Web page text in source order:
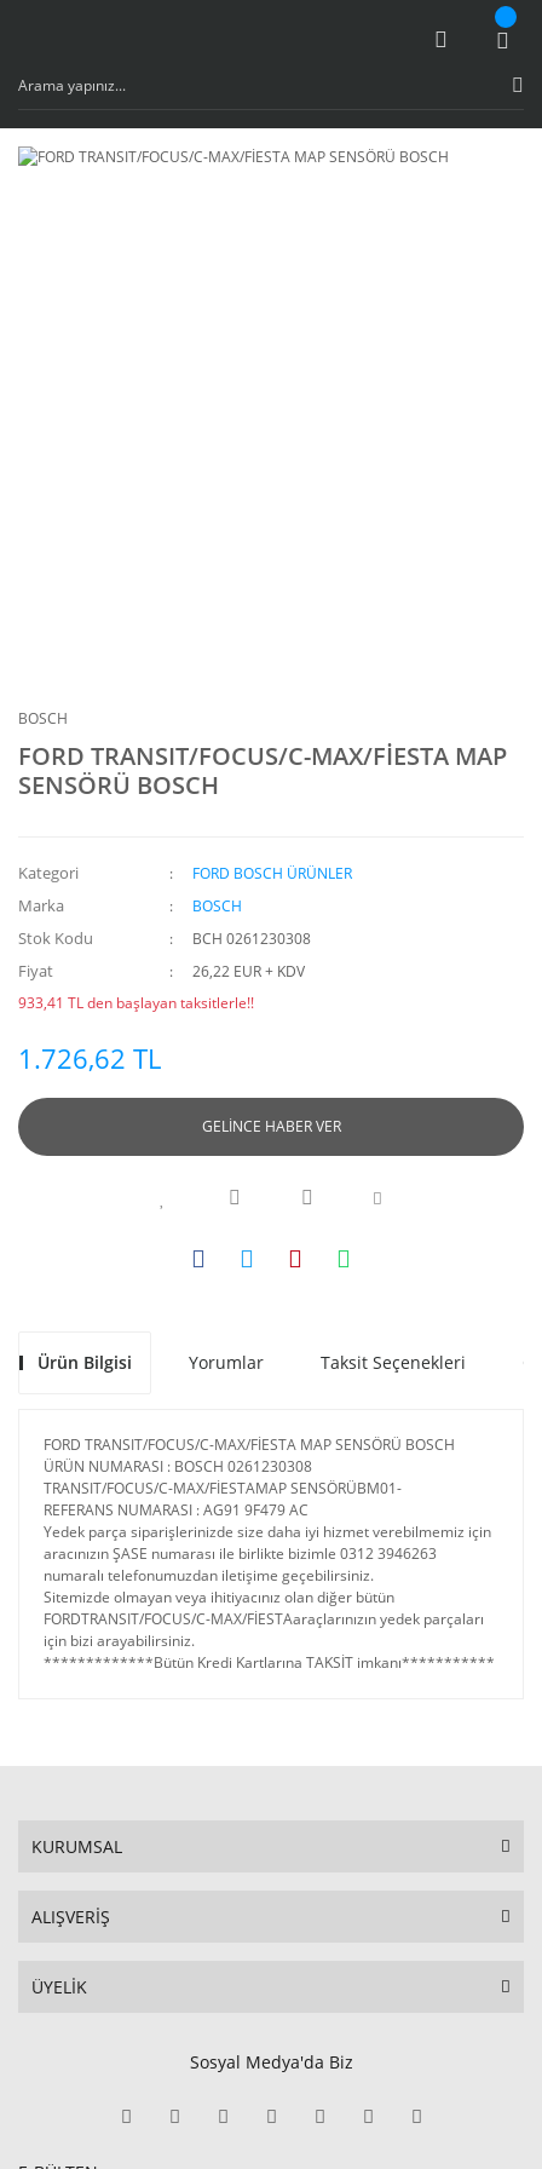
BOSCH
FORD TRANSIT/FOCUS/C-MAX/FİESTA MAP
SENSÖRÜ BOSCH
Kategori FORD BOSCH ÜRÜNLER
Marka BOSCH
Stok Kodu BCH 0261230308
Fiyat
26,22 EUR + KDV
933,41 TL den başlayan taksitlerle!!
1.726,62 TL
GELİNCE HABER VER
Ürün Bilgisi Yorumlar Taksit Seçenekleri
FORD TRANSIT/FOCUS/C-MAX/FİESTA MAP SENSÖRÜ BOSCH
ÜRÜN NUMARASI : BOSCH 0261230308
TRANSIT/FOCUS/C-MAX/FİESTAMAP SENSÖRÜBM01-
REFERANS NUMARASI : AG91 9F479 AC
Yedek parça siparişlerinizde size daha iyi hizmet verebilmemiz için
aracınızın ŞASE numarası ile birlikte bizimle 0312 3946263
numaralı telefonumuzdan iletişime geçebilirsiniz.
Sitemizde olmayan veya ihitiyacınız olan diğer bütün
FORDTRANSIT/FOCUS/C-MAX/FİESTAaraçlarınızın yedek parçaları
için bizi arayabilirsiniz.
*************Bütün Kredi Kartlarına TAKSİT imkanı***********
KURUMSAL
ALIŞVERİŞ
ÜYELİK
Sosyal Medya'da Biz